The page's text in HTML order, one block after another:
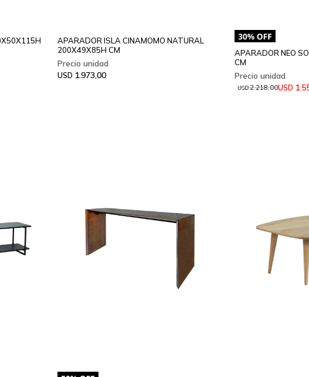
APARADOR ISLA CINAMOMO NATURAL
200X49X85H CM
USD 1.973,00
APARADOR NEO
CM
USD
USD2.218,00